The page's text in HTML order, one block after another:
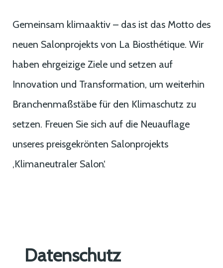
Gemeinsam klimaaktiv – das ist das Motto des
neuen Salonprojekts von La Biosthétique. Wir
haben ehrgeizige Ziele und setzen auf
Innovation und Transformation, um weiterhin
Branchenmaßstäbe für den Klimaschutz zu
setzen. Freuen Sie sich auf die Neuauflage
unseres preisgekrönten Salonprojekts
‚Klimaneutraler Salon‘.
Datenschutz